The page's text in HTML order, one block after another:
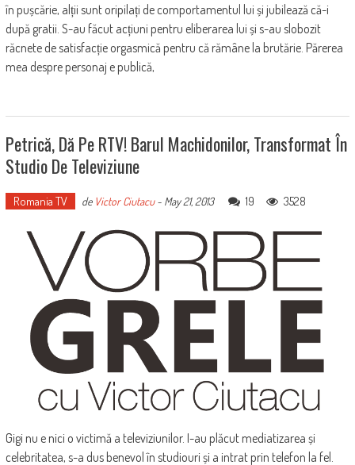
în pușcărie, alții sunt oripilați de comportamentul lui și jubilează că-i
după gratii. S-au făcut acțiuni pentru eliberarea lui și s-au slobozit
răcnete de satisfacție orgasmică pentru că rămâne la brutărie. Părerea
mea despre personaj e publică,
Petrică, Dă Pe RTV! Barul Machidonilor, Transformat În
Studio De Televiziune
Romania TV de Victor Ciutacu- May 21, 2013 19 3528
Gigi nu e nici o victimă a televiziunilor. I-au plăcut mediatizarea și
celebritatea, s-a dus benevol în studiouri și a intrat prin telefon la fel.